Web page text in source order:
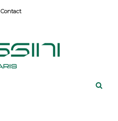
Contact